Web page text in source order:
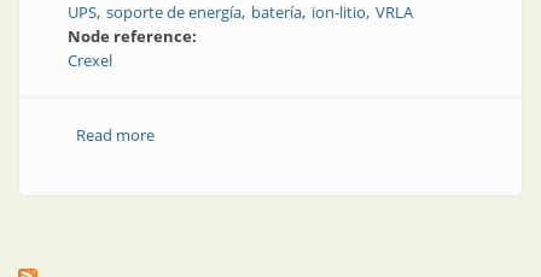
UPS soporte de energía batería ion-litio VRLA
Node reference:
Crexel
Read moreabout Baterías para UPS: principales diferencias entre